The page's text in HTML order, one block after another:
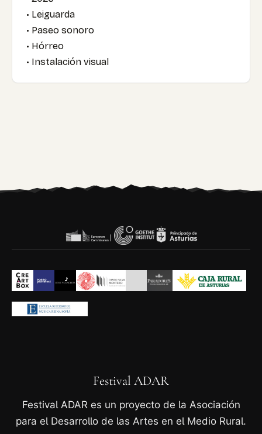
• Leiguarda
• Paseo sonoro
• Hórreo
• Instalación visual
Festival ADAR
Festival ADAR es un proyecto de la Asociación
para el Desarrollo de las Artes en el Medio Rural.